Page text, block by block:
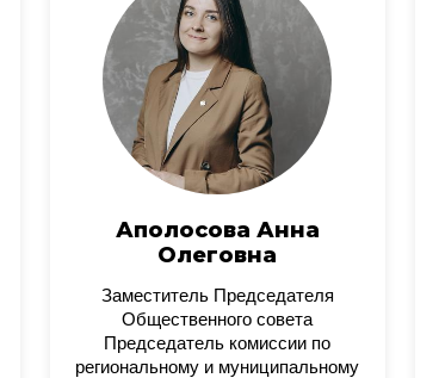
Аполосова Анна
Олеговна
Заместитель Председателя
Общественного совета
Председатель комиссии по
региональному и муниципальному